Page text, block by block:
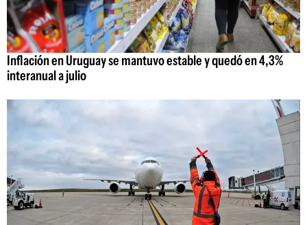
Inflación en Uruguay se mantuvo estable y quedó en 4,3%
interanual a julio